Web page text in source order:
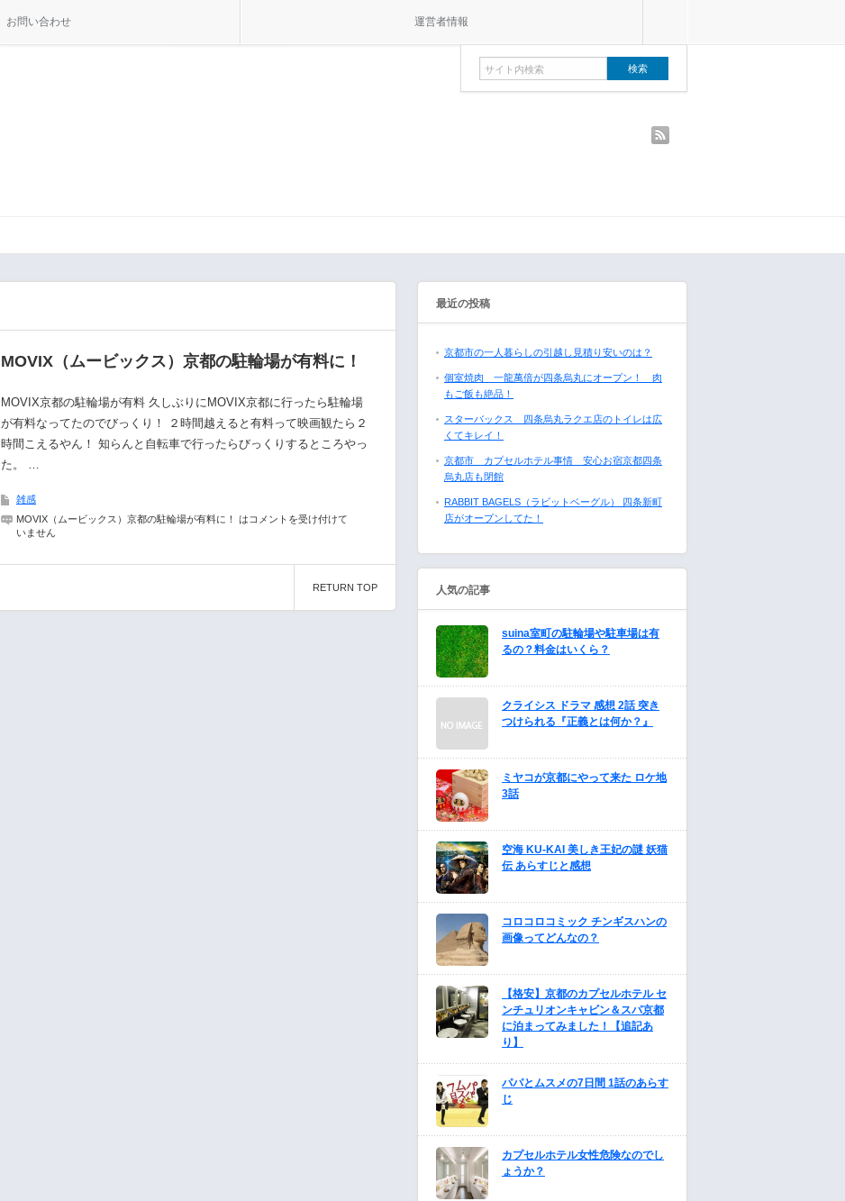
お問い合わせ 運営者情報
MOVIX（ムービックス）京都の駐輪場が有料に！
MOVIX京都の駐輪場が有料 久しぶりにMOVIX京都に行ったら駐輪場
が有料なってたのでびっくり！ ２時間越えると有料って映画観たら２
時間こえるやん！ 知らんと自転車で行ったらびっくりするところやっ
た。 …
雑感
MOVIX（ムービックス）京都の駐輪場が有料に！ は コメントを受け付けて
いません
RETURN TOP
最近の投稿
京都市の一人暮らしの引越し見積り安いのは？
個室焼肉 一龍萬倍が四条烏丸にオープン！ 肉
もご飯も絶品！
スターバックス 四条烏丸ラクエ店のトイレは広
くてキレイ！
京都市 カプセルホテル事情 安心お宿京都四条
烏丸店も閉館
RABBIT BAGELS（ラビットベーグル） 四条新町
店がオープンしてた！
人気の記事
suina室町の駐輪場や駐車場は有
るの？料金はいくら？
クライシス ドラマ 感想 2話 突き
つけられる『正義とは何か？』
ミヤコが京都にやって来た ロケ地
3話
空海 KU-KAI 美しき王妃の謎 妖猫
伝 あらすじと感想
コロコロコミック チンギスハンの
画像ってどんなの？
【格安】京都のカプセルホテル セ
ンチュリオンキャビン＆スパ京都
に泊まってみました！【追記あ
り】
パパとムスメの7日間 1話のあらす
じ
カプセルホテル女性危険なのでし
ょうか？